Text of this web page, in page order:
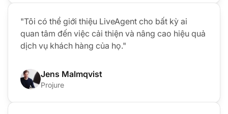
"Tôi có thể giới thiệu LiveAgent cho bất kỳ ai
quan tâm đến việc cải thiện và nâng cao hiệu quả
dịch vụ khách hàng của họ."
Jens Malmqvist
Projure